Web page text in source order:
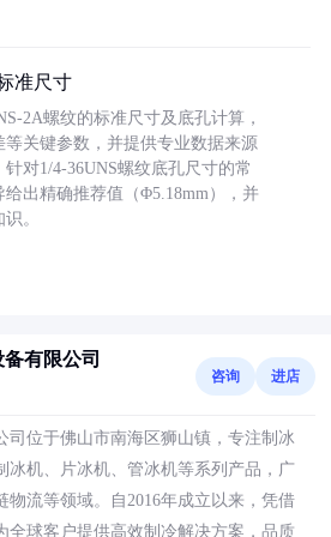
准尺寸
2A螺纹的标准尺寸及底孔计算，
关键参数，并提供专业数据来源
针对1/4-36UNS螺纹底孔尺寸的常
给出精确推荐值（Φ5.18mm），并
。
有限公司
咨询 进店
司位于佛山市南海区狮山镇，专注制冰
冰机、片冰机、管冰机等系列产品，广
物流等领域。自2016年成立以来，凭借
全球客户提供高效制冷解决方案，品质